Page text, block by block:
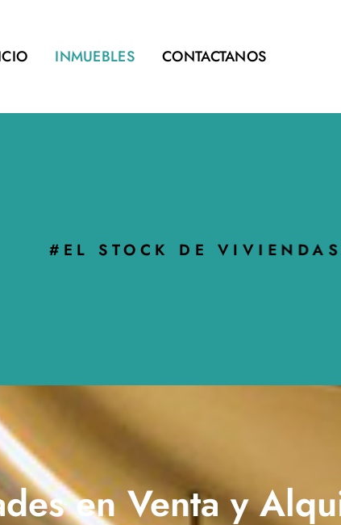
INMUEBLES CONTACTANOS
STOCK DE VIVIENDAS MÁS
en Venta y